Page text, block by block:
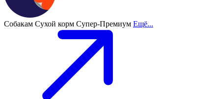
Собакам Сухой корм Супер-Премиум Ещё...